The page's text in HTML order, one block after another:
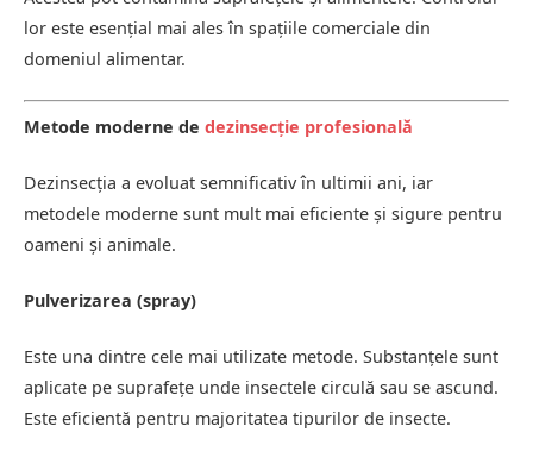
lor este esențial mai ales în spațiile comerciale din
domeniul alimentar.
Metode moderne de dezinsecție profesională
Dezinsecția a evoluat semnificativ în ultimii ani, iar
metodele moderne sunt mult mai eficiente și sigure pentru
oameni și animale.
Pulverizarea (spray)
Este una dintre cele mai utilizate metode. Substanțele sunt
aplicate pe suprafețe unde insectele circulă sau se ascund.
Este eficientă pentru majoritatea tipurilor de insecte.